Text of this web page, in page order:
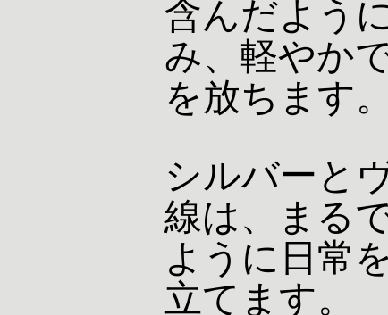
含んだよう
み、軽やか
を放ちます。
シルバーと
線は、まる
ように日常
立てます。